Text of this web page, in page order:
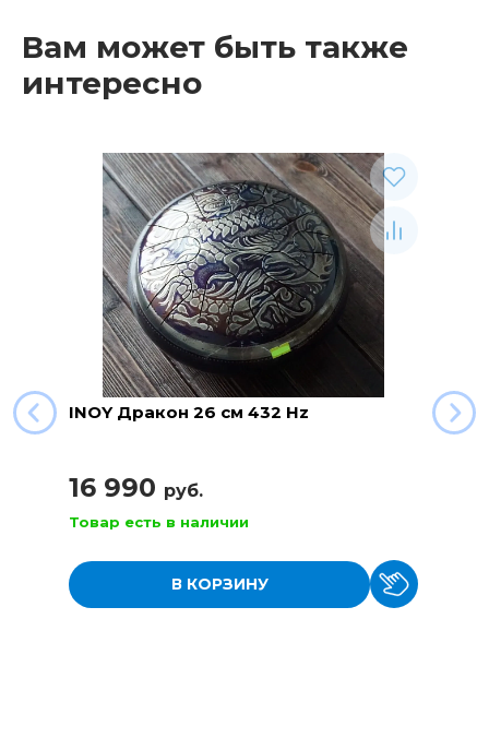
Вам может быть также
интересно
INOY Дракон 26 см 432 Hz
16 990 руб.
Товар есть в наличии
В КОРЗИНУ